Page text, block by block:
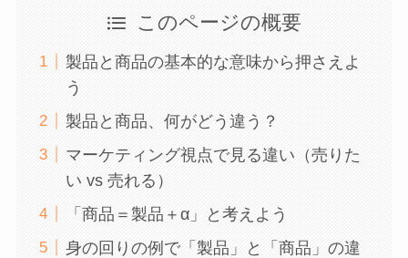
このページの概要
製品と商品の基本的な意味から押さえよ
う
製品と商品、何がどう違う？
マーケティング視点で見る違い（売りた
い vs 売れる）
「商品＝製品＋α」と考えよう
身の回りの例で「製品」と「商品」の違